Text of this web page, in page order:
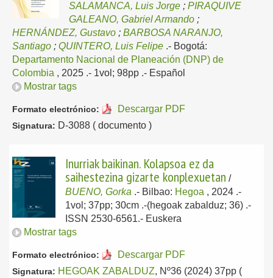
SALAMANCA, Luis Jorge ; PIRAQUIVE
GALEANO, Gabriel Armando ;
HERNÁNDEZ, Gustavo ; BARBOSA NARANJO,
Santiago ; QUINTERO, Luis Felipe .- Bogotá:
Departamento Nacional de Planeación (DNP) de
Colombia , 2025 .- 1vol; 98pp .- Español
Mostrar tags
Formato electrónico: Descargar PDF
Signatura: D-3088 ( documento )
Inurriak baikinan. Kolapsoa ez da
saihestezina gizarte konplexuetan /
BUENO, Gorka .- Bilbao: Hegoa , 2024 .-
1vol; 37pp; 30cm .-(hegoak zabalduz; 36) .-
ISSN 2530-6561.- Euskera
Mostrar tags
Formato electrónico: Descargar PDF
Signatura: HEGOAK ZABALDUZ, Nº36 (2024) 37pp (